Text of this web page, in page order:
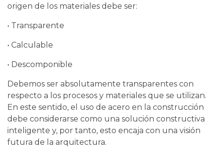
origen de los materiales debe ser:
• Transparente
• Calculable
• Descomponible
Debemos ser absolutamente transparentes con
respecto a los procesos y materiales que se utilizan.
En este sentido, el uso de acero en la construcción
debe considerarse como una solución constructiva
inteligente y, por tanto, esto encaja con una visión
futura de la arquitectura.